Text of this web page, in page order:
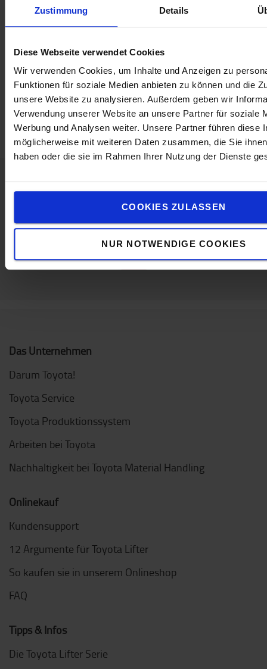
Zustimmung Details
Diese Webseite verwendet Cookies
Wir verwenden Cookies, um Inhalte und Anzeigen zu
Funktionen für soziale Medien anbieten zu können und die
unsere Website zu analysieren. Außerdem geben wir
Verwendung unserer Website an unsere Partner für soziale
Werbung und Analysen weiter. Unsere Partner führen diese
möglicherweise mit weiteren Daten zusammen, die Sie
haben oder die sie im Rahmen Ihrer Nutzung der Dienste
COOKIES ZULASSEN
NUR NOTWENDIGE COOKIES
- Skipper Gurtband Modul
Spezifikation
Gewicht:117 g
Farbe:Schwarz
Höhe: 16.8cm
Breite:13 cm
Kontaktieren Sie uns
Das Unternehmen
Darum Toyota!
Toyota Service
Toyota Produktionssystem
Arbeiten bei Toyota
Nachhaltigkeit bei Toyota Material Handling
Onlinekauf
Kundensupport
12 Argumente für Toyota Lifter
So kaufen sie in unserem Onlineshop
FAQ
Tipps & Infos
Die Toyota Lifter Serie